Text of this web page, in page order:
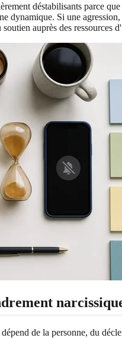
déstabilisants parce
dynamique. Si une
auprès des
de la personne, du